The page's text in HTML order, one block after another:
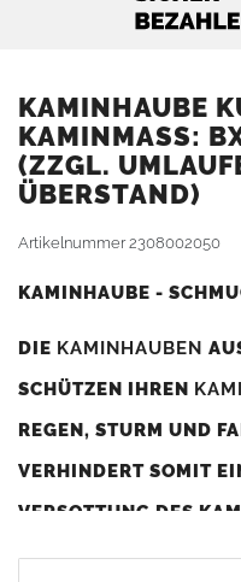
KAMINHAUBE
KAMINMASS:
ZZGL.
BERSTAND)
Artikelnummer2308002050
KAMINHAUBE -
DIE KAMINHAUBEN
SCHÜTZEN IHREN
REGEN, STURM UND
VERHINDERT SOMIT
VERSOTTUNG DES